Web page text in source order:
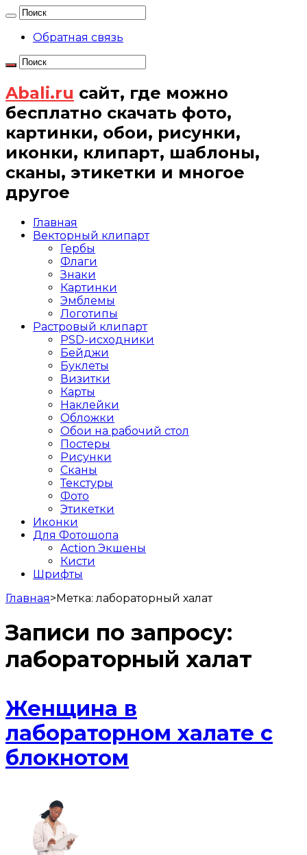
Обратная связь
Abali.ru сайт, где можно
бесплатно скачать фото,
картинки, обои, рисунки,
иконки, клипарт, шаблоны,
сканы, этикетки и многое
другое
Главная
Векторный клипарт
Гербы
Флаги
Знаки
Картинки
Эмблемы
Логотипы
Растровый клипарт
PSD-исходники
Бейджи
Буклеты
Визитки
Карты
Наклейки
Обложки
Обои на рабочий стол
Постеры
Рисунки
Сканы
Текстуры
Фото
Этикетки
Иконки
Для Фотошопа
Action Экшены
Кисти
Шрифты
Главная>Метка:лабораторный халат
Записи по запросу:
лабораторный халат
Женщина в
лабораторном халате с
блокнотом